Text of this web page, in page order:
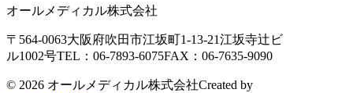
オールメディカル株式会社
〒564-0063大阪府吹田市江坂町1-13-21江坂寺辻ビ
ル1002号TEL：06-7893-6075FAX：06-7635-9090
© 2026 オールメディカル株式会社Created by